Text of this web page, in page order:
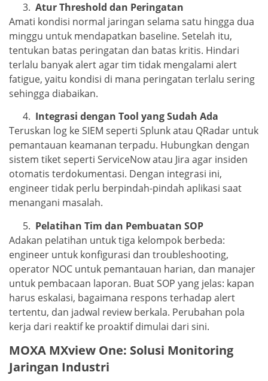
Atur Threshold dan Peringatan
Amati kondisi normal jaringan selama satu hingga dua
minggu untuk mendapatkan baseline. Setelah itu,
tentukan batas peringatan dan batas kritis. Hindari
terlalu banyak alert agar tim tidak mengalami alert
fatigue, yaitu kondisi di mana peringatan terlalu sering
sehingga diabaikan.
Integrasi dengan Tool yang Sudah Ada
Teruskan log ke SIEM seperti Splunk atau QRadar untuk
pemantauan keamanan terpadu. Hubungkan dengan
sistem tiket seperti ServiceNow atau Jira agar insiden
otomatis terdokumentasi. Dengan integrasi ini,
engineer tidak perlu berpindah-pindah aplikasi saat
menangani masalah.
Pelatihan Tim dan Pembuatan SOP
Adakan pelatihan untuk tiga kelompok berbeda:
engineer untuk konfigurasi dan troubleshooting,
operator NOC untuk pemantauan harian, dan manajer
untuk pembacaan laporan. Buat SOP yang jelas: kapan
harus eskalasi, bagaimana respons terhadap alert
tertentu, dan jadwal review berkala. Perubahan pola
kerja dari reaktif ke proaktif dimulai dari sini.
MOXA MXview One: Solusi Monitoring
Jaringan Industri